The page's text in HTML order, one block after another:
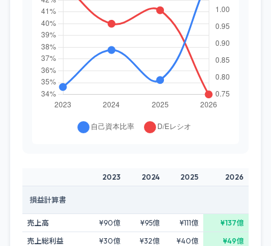
2023 2024 2025 2026
損益計算書
売上高 ¥90億 ¥95億 ¥111億
¥137億
売上総利益
¥30億 ¥32億 ¥40億
¥49億